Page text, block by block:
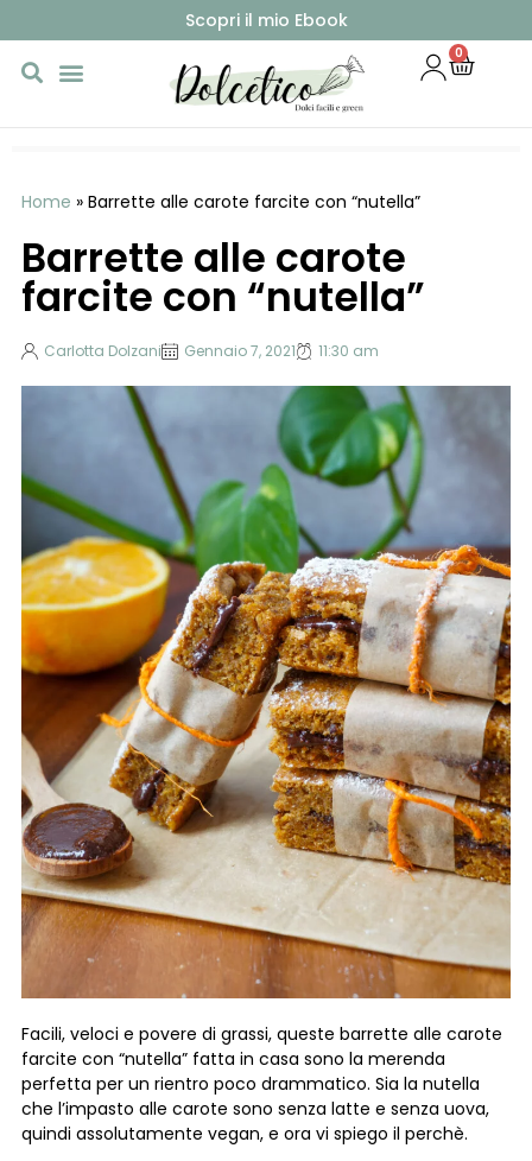
Scopri il mio Ebook
0
Home » Barrette alle carote farcite con “nutella”
Barrette alle carote
farcite con “nutella”
Carlotta Dolzani Gennaio 7, 2021 11:30 am
Facili, veloci e povere di grassi, queste barrette alle carote
farcite con “nutella” fatta in casa sono la merenda
perfetta per un rientro poco drammatico. Sia la nutella
che l’impasto alle carote sono senza latte e senza uova,
quindi assolutamente vegan, e ora vi spiego il perchè.